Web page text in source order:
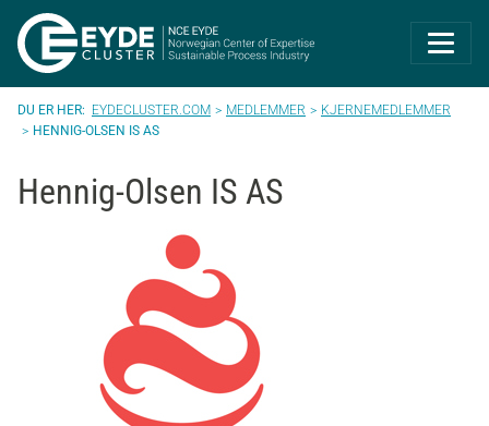
Eyde-Cluster |
EYDECLUSTER.COM MEDLEMMER
KJERNEMEDLEMMER
HENNIG-OLSEN IS AS
Hennig-Olsen IS AS